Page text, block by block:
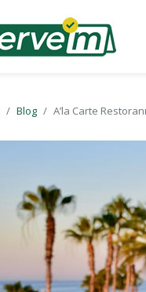
Blog A’la Carte